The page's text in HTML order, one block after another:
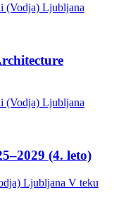
(Vodja) Ljubljana
(Vodja) Ljubljana
(4. leto)
Ljubljana V teku